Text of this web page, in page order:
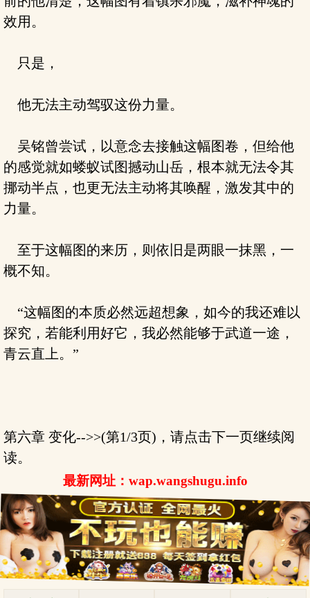
效用。
只是，
他无法主动驾驭这份力量。
吴铭曾尝试，以意念去接触这幅图卷，但给他
的感觉就如蝼蚁试图撼动山岳，根本就无法令其
挪动半点，也更无法主动将其唤醒，激发其中的
力量。
至于这幅图的来历，则依旧是两眼一抹黑，一
概不知。
“这幅图的本质必然远超想象，如今的我还难以
探究，若能利用好它，我必然能够于武道一途，
青云直上。”
第六章 变化-->>(第1/3页)，请点击下一页继续阅
读。
最新网址：wap.wangshugu.info